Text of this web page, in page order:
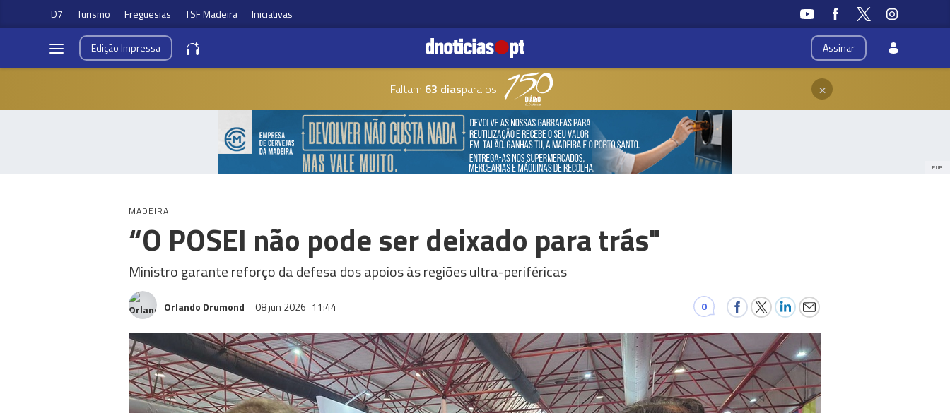
D7 Turismo Freguesias TSF Madeira Iniciativas
Assinar
EdiçãoImpressa
Faltam 63 diaspara os ×
PUB
MADEIRA
“O POSEI não pode ser deixado para trás"
Ministro garante reforço da defesa dos apoios às regiões ultra-periféricas
Orlando Drumond 08 jun 2026 11:44 0